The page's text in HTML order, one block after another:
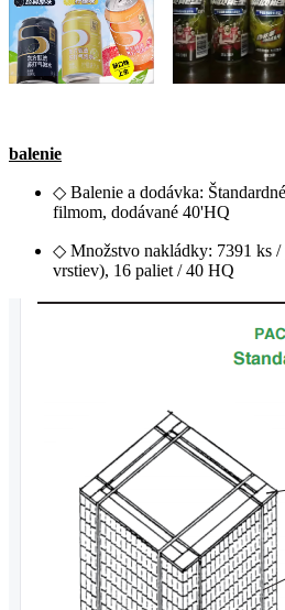
balenie
◇ Balenie a dodávka:
filmom, dodávané 40'HQ
◇ Množstvo nakládky: 7391 ks /
vrstiev), 16 paliet / 40 HQ